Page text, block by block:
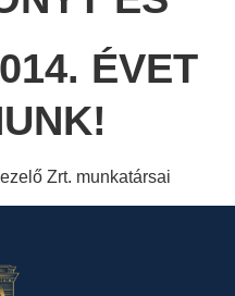
ÉVET
Zrt. munkatársai